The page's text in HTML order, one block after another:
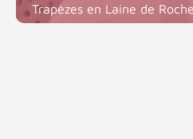
Trapèzes en Laine de Roche